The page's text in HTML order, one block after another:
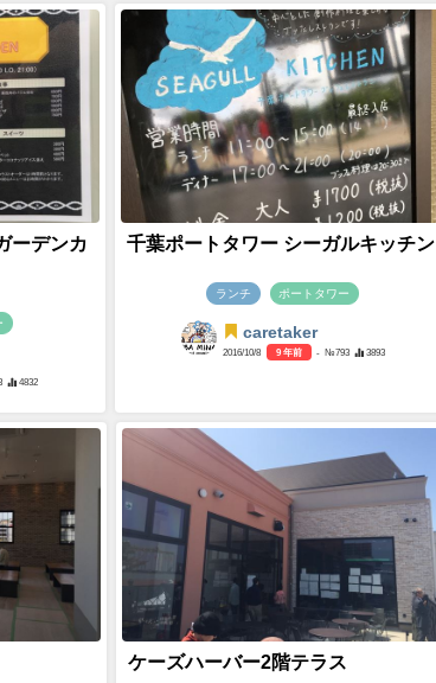
ーデンカ
4832
千葉ポートタワー シーガルキッチン
ランチ ポートタワー
caretaker
2016/10/8 9 年前 - №793 3893
ケーズハーバー2階テラス